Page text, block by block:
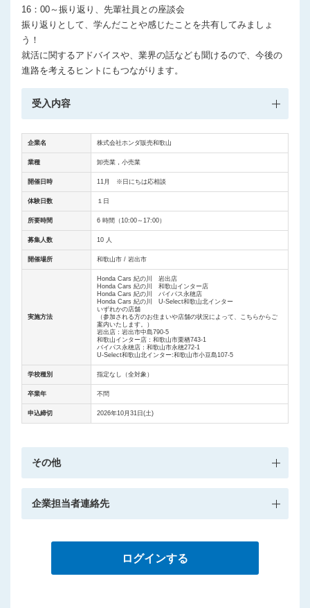
16：00～振り返り、先輩社員との座談会
振り返りとして、学んだことや感じたことを共有してみましょ
う！
就活に関するアドバイスや、業界の話なども聞けるので、今後の
進路を考えるヒントにもつながります。
受入内容
企業名 株式会社ホンダ販売和歌山
業種 卸売業，小売業
開催日時 11月 ※日にちは応相談
体験日数 １日
所要時間 6 時間（10:00～17:00）
募集人数 10 人
開催場所 和歌山市 / 岩出市
実施方法
Honda Cars 紀の川 岩出店
Honda Cars 紀の川 和歌山インター店
Honda Cars 紀の川 バイパス永穂店
Honda Cars 紀の川 U-Select和歌山北インター
いずれかの店舗
（参加される方のお住まいや店舗の状況によって、こちらからご
案内いたします。）
岩出店：岩出市中島790-5
和歌山インター店：和歌山市栗栖743-1
バイパス永穂店：和歌山市永穂272-1
U-Select和歌山北インター:和歌山市小豆島107-5
学校種別 指定なし（全対象）
卒業年 不問
申込締切 2026年10月31日(土)
その他
企業担当者連絡先
ログインする